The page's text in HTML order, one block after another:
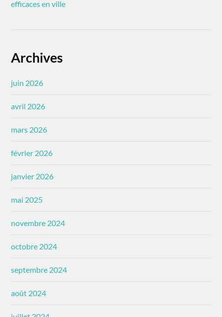
efficaces en ville
Archives
juin 2026
avril 2026
mars 2026
février 2026
janvier 2026
mai 2025
novembre 2024
octobre 2024
septembre 2024
août 2024